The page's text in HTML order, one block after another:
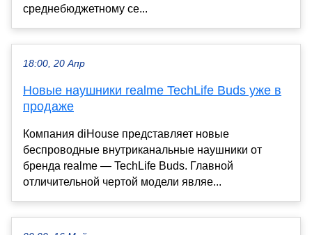
среднебюджетному се...
18:00, 20 Апр
Новые наушники realme TechLife Buds уже в
продаже
Компания diHouse представляет новые
беспроводные внутриканальные наушники от
бренда realme — TechLife Buds. Главной
отличительной чертой модели являе...